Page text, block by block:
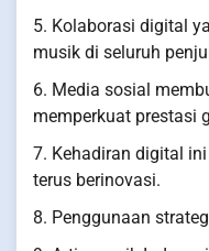
5. Kolaborasi digital
musik di seluruh
6. Media sosial
memperkuat prestasi
7. Kehadiran digital
terus berinovasi.
8. Penggunaan